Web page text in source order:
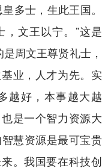
多士，生此王国。
文王以宁。”这是
是周文王尊贤礼士，
业，人才为先。实
越好，本事越大越
是一个智力资源大
慧资源是最可宝贵
。我国要在科技创